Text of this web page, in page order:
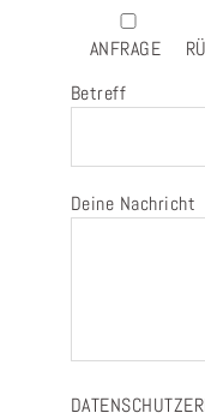
ANFRAGE
Betreff
Deine Nachricht